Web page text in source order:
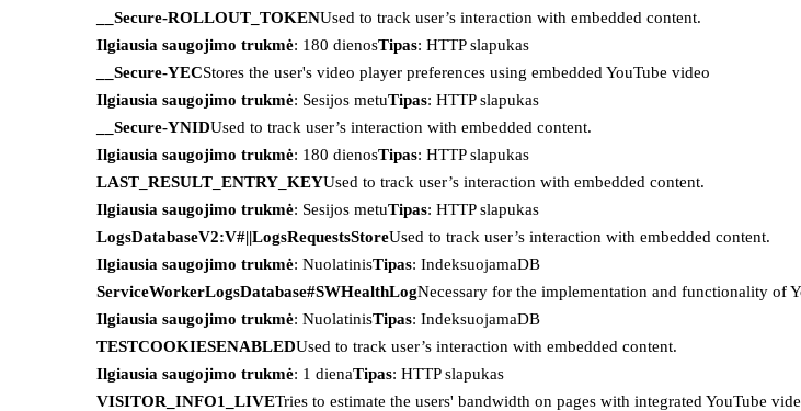
__Secure-ROLLOUT_TOKENUsed to track user’s interaction with embedded content.
Ilgiausia saugojimo trukmė: 180 dienosTipas: HTTP slapukas
__Secure-YECStores the user's video player preferences using embedded YouTube video
Ilgiausia saugojimo trukmė: Sesijos metuTipas: HTTP slapukas
__Secure-YNIDUsed to track user’s interaction with embedded content.
Ilgiausia saugojimo trukmė: 180 dienosTipas: HTTP slapukas
LAST_RESULT_ENTRY_KEYUsed to track user’s interaction with embedded content.
Ilgiausia saugojimo trukmė: Sesijos metuTipas: HTTP slapukas
LogsDatabaseV2:V#||LogsRequestsStoreUsed to track user’s interaction with embedded content.
Ilgiausia saugojimo trukmė: NuolatinisTipas: IndeksuojamaDB
ServiceWorkerLogsDatabase#SWHealthLogNecessary for the implementation and functionality of
Ilgiausia saugojimo trukmė: NuolatinisTipas: IndeksuojamaDB
TESTCOOKIESENABLEDUsed to track user’s interaction with embedded content.
Ilgiausia saugojimo trukmė: 1 dienaTipas: HTTP slapukas
VISITOR_INFO1_LIVETries to estimate the users' bandwidth on pages with integrated YouTube